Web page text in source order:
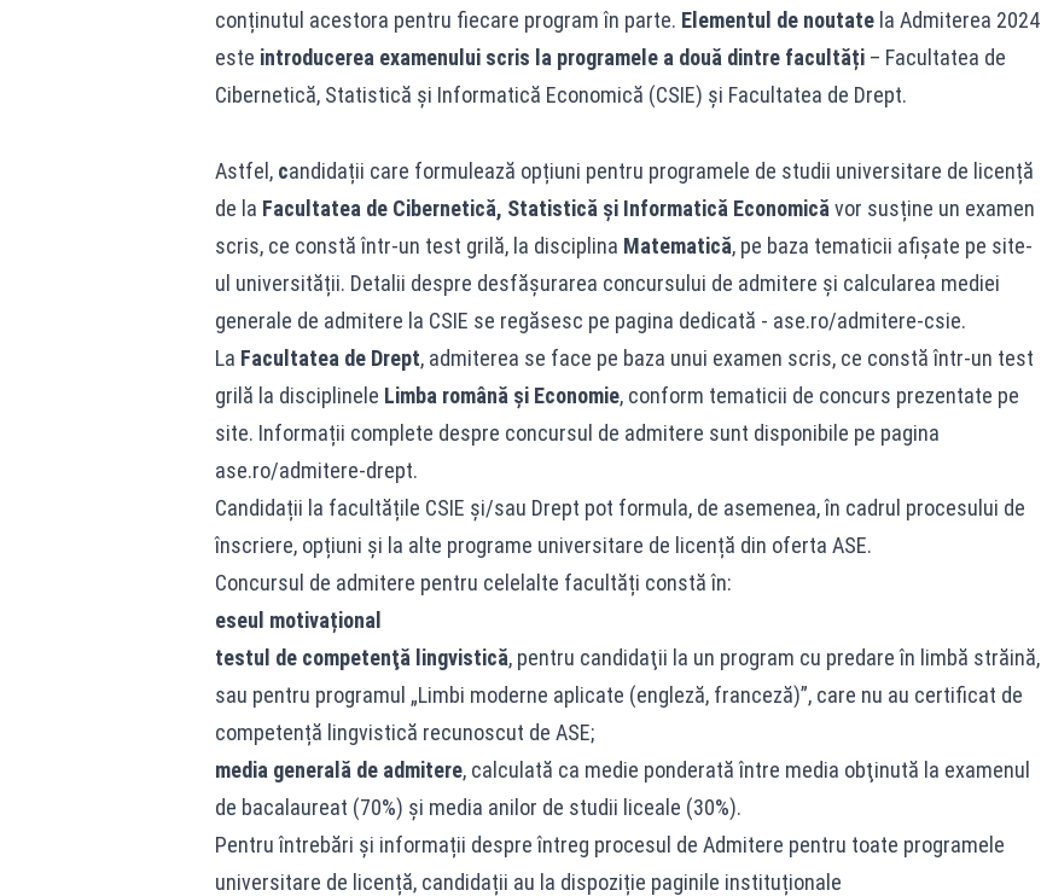
conținutul acestora pentru fiecare program în parte. Elementul de noutatela Admiterea 2024
este introducerea examenului scris la programele a două dintre facultăți – Facultatea de
Cibernetică, Statistică și Informatică Economică (CSIE) și Facultatea de Drept.
Astfel,candidații care formulează opțiuni pentru programele de studii universitare de licență
de la Facultatea de Cibernetică, Statistică și Informatică Economică vor susține un examen
scris, ce constă într-un test grilă, la disciplina Matematică, pe baza tematicii afișate pe site-
ul universității. Detalii despre desfășurarea concursului de admitere și calcularea mediei
generale de admitere la CSIE se regăsesc pe pagina dedicată - ase.ro/admitere-csie.
La Facultatea de Drept, admiterea se face pe baza unui examen scris, ce constă într-un test
grilă la disciplinele Limba română și Economie, conform tematicii de concurs prezentate pe
site. Informații complete despre concursul de admitere sunt disponibile pe pagina
ase.ro/admitere-drept.
Candidații la facultățile CSIE și/sau Drept pot formula, de asemenea, în cadrul procesului de
înscriere, opțiuni și la alte programe universitare de licență din oferta ASE.
Concursul de admitere pentru celelalte facultăți constă în:
eseul motivațional
testul de competenţă lingvistică, pentru candidaţii la un program cu predare în limbă străină,
sau pentru programul „Limbi moderne aplicate (engleză, franceză)”, care nu au certificat de
competență lingvistică recunoscut de ASE;
media generală de admitere, calculată ca medie ponderată între media obţinută la examenul
de bacalaureat (70%) şi media anilor de studii liceale (30%).
Pentru întrebări și informații despre întreg procesul de Admitere pentru toate programele
universitare de licență, candidații au la dispoziție paginile instituționale